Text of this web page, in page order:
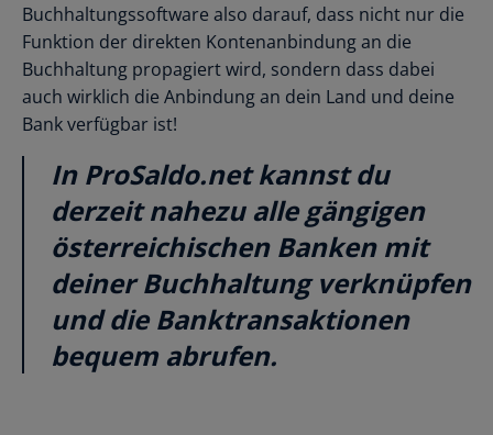
Buchhaltungssoftware also darauf, dass nicht nur die
Funktion der direkten Kontenanbindung an die
Buchhaltung propagiert wird, sondern dass dabei
auch wirklich die Anbindung an dein Land und deine
Bank verfügbar ist!
In ProSaldo.net kannst du
derzeit nahezu alle gängigen
österreichischen Banken mit
deiner Buchhaltung verknüpfen
und die Banktransaktionen
bequem abrufen.